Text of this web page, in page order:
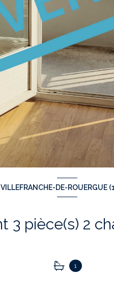
VILLEFRANCHE-DE-ROUERGUE
1